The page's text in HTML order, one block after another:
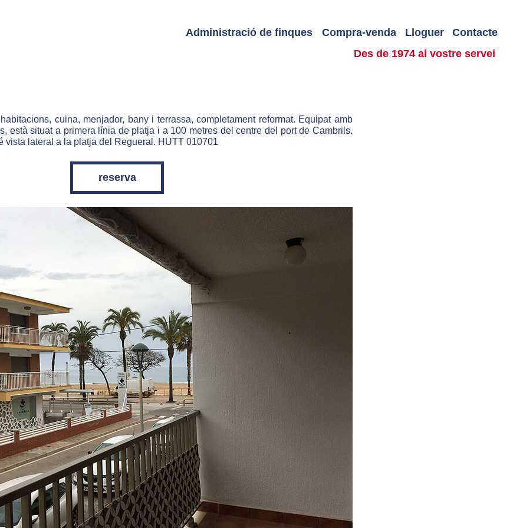
Administració de finques Compra-venda Lloguer
Contacte
Des de 1974 al vostre servei
cuina, menjador, bany i terrassa, completament reformat. Equipat amb
està situat a primera línia de platja i a 100 metres del centre del port de Cambrils.
vista lateral a la platja del Regueral. HUTT 010701
reserva